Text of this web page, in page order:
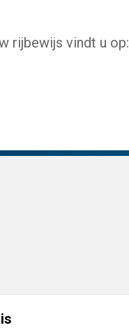
rijbewijs vindt u op:
een externe